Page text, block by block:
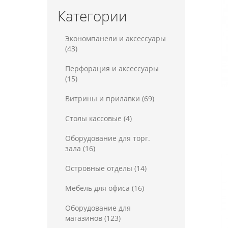
Экономстенд
Категории
Экономпанели и аксессуары
(43)
Перфорация и аксессуары
(15)
Витрины и прилавки (69)
Столы кассовые (4)
Оборудование для торг.
зала (16)
Островные отделы (14)
Мебель для офиса (16)
Оборудование для
магазинов (123)